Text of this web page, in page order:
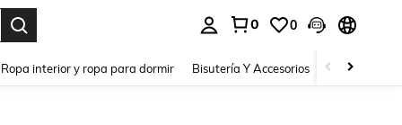
0 0
Ropa interior y ropa para dormir Bisutería Y Accesorios Zapatos